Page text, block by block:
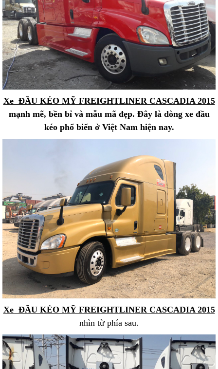
Xe ĐẦU KÉO MỸ FREIGHTLINER CASCADIA 2015
mạnh mẽ, bền bỉ và mẫu mã đẹp. Đây là dòng xe đầu
kéo phổ biến ở Việt Nam hiện nay.
Xe ĐẦU KÉO MỸ FREIGHTLINER CASCADIA 2015
nhìn từ phía sau.